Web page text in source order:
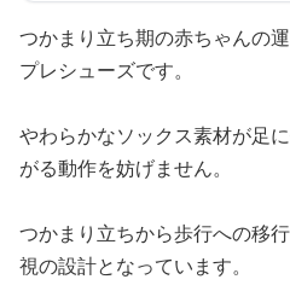
つかまり立ち期の赤ちゃんの
プレシューズです。
やわらかなソックス素材が足
がる動作を妨げません。
つかまり立ちから歩行への移
視の設計となっています。